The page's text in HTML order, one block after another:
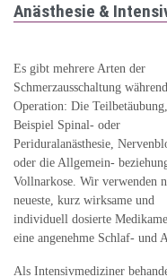
Anästhesie &
Es gibt mehrere Arten der
Schmerzausschaltung
Operation: Die
Beispiel Spinal- oder
Periduralanästhesie,
oder die Allgemein-
Vollnarkose. Wir verwenden
neueste, kurz wirksame und
individuell dosierte
eine angenehme Schlaf- und
Als Intensivmediziner